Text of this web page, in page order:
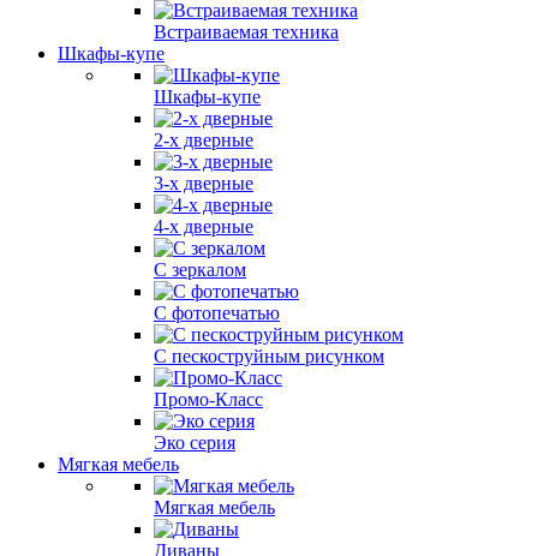
Встраиваемая техника
Шкафы-купе
Шкафы-купе
2-х дверные
3-х дверные
4-х дверные
С зеркалом
С фотопечатью
С пескоструйным рисунком
Промо-Класс
Эко серия
Мягкая мебель
Мягкая мебель
Диваны